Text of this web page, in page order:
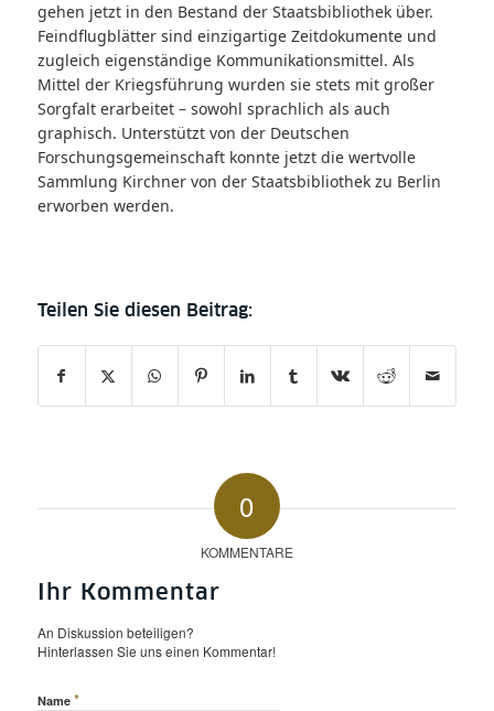
gehen jetzt in den Bestand der Staatsbibliothek über.
Feindflugblätter sind einzigartige Zeitdokumente und
zugleich eigenständige Kommunikationsmittel. Als
Mittel der Kriegsführung wurden sie stets mit großer
Sorgfalt erarbeitet – sowohl sprachlich als auch
graphisch. Unterstützt von der Deutschen
Forschungsgemeinschaft konnte jetzt die wertvolle
Sammlung Kirchner von der Staatsbibliothek zu Berlin
erworben werden.
0
KOMMENTARE
Ihr Kommentar
An Diskussion beteiligen?
Hinterlassen Sie uns einen Kommentar!
Name *